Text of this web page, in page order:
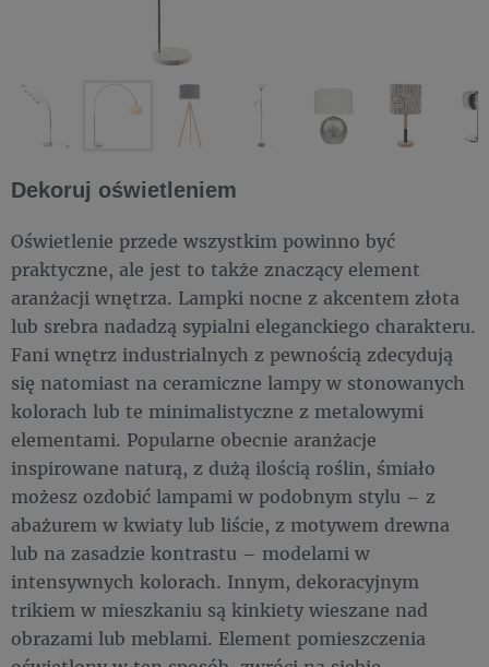
Dekoruj oświetleniem
Oświetlenie przede wszystkim powinno być
praktyczne, ale jest to także znaczący element
aranżacji wnętrza. Lampki nocne z akcentem złota
lub srebra nadadzą sypialni eleganckiego charakteru.
Fani wnętrz industrialnych z pewnością zdecydują
się natomiast na ceramiczne lampy w stonowanych
kolorach lub te minimalistyczne z metalowymi
elementami. Popularne obecnie aranżacje
inspirowane naturą, z dużą ilością roślin, śmiało
możesz ozdobić lampami w podobnym stylu – z
abażurem w kwiaty lub liście, z motywem drewna
lub na zasadzie kontrastu – modelami w
intensywnych kolorach. Innym, dekoracyjnym
trikiem w mieszkaniu są kinkiety wieszane nad
obrazami lub meblami. Element pomieszczenia